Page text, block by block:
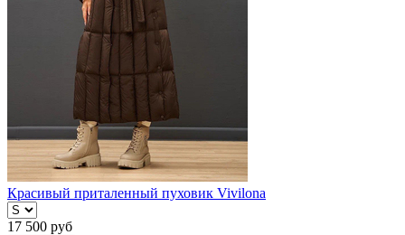
Красивый приталенный пуховик Vivilona
17 500 руб